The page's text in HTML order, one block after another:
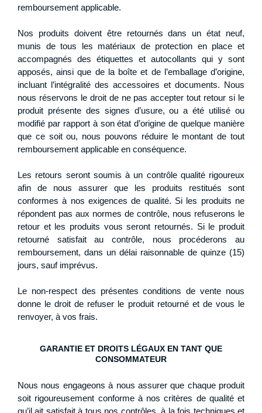
remboursement applicable.
Nos produits doivent être retournés dans un état neuf,
munis de tous les matériaux de protection en place et
accompagnés des étiquettes et autocollants qui y sont
apposés, ainsi que de la boîte et de l’emballage d’origine,
incluant l’intégralité des accessoires et documents. Nous
nous réservons le droit de ne pas accepter tout retour si le
produit présente des signes d’usure, ou a été utilisé ou
modifié par rapport à son état d’origine de quelque manière
que ce soit ou, nous pouvons réduire le montant de tout
remboursement applicable en conséquence.
Les retours seront soumis à un contrôle qualité rigoureux
afin de nous assurer que les produits restitués sont
conformes à nos exigences de qualité. Si les produits ne
répondent pas aux normes de contrôle, nous refuserons le
retour et les produits vous seront retournés. Si le produit
retourné satisfait au contrôle, nous procéderons au
remboursement, dans un délai raisonnable de quinze (15)
jours, sauf imprévus.
Le non-respect des présentes conditions de vente nous
donne le droit de refuser le produit retourné et de vous le
renvoyer, à vos frais.
GARANTIE ET DROITS LÉGAUX EN TANT QUE
CONSOMMATEUR
Nous nous engageons à nous assurer que chaque produit
soit rigoureusement conforme à nos critères de qualité et
qu’il ait satisfait à tous nos contrôles, à la fois techniques et